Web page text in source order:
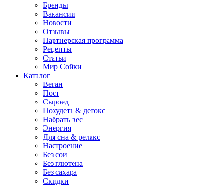
Бренды
Вакансии
Новости
Отзывы
Партнерская программа
Рецепты
Статьи
Мир Сойки
Каталог
Веган
Пост
Сыроед
Похудеть & детокс
Набрать вес
Энергия
Для сна & релакс
Настроение
Без сои
Без глютена
Без сахара
Скидки